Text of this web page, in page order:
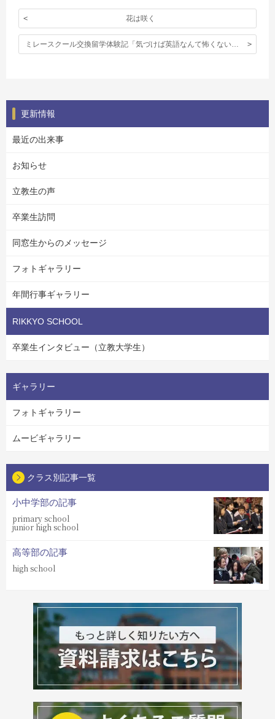
花は咲く
更新情報
最近の出来事
お知らせ
立教生の声
卒業生訪問
同窓生からのメッセージ
フォトギャラリー
年間行事ギャラリー
RIKKYO SCHOOL
卒業生インタビュー（立教大学生）
ギャラリー
フォトギャラリー
ムービギャラリー
クラス別記事一覧
小中学部の記事
primary school
junior high school
高等部の記事
high school